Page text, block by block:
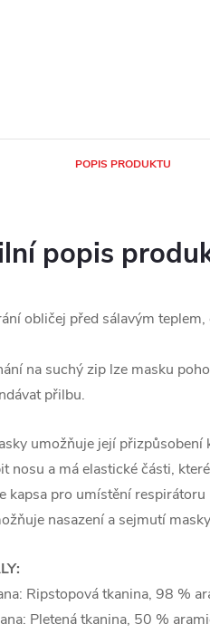
POPIS PRODUKTU
popis
obličej před sálavým
na suchý zip lze masku
přilbu.
umožňuje její
nosu a má elastické části,
kapsa pro umístění respirátoru
nasazení a sejmutí
Ripstopová tkanina, 98 %
Pletená tkanina, 50 %